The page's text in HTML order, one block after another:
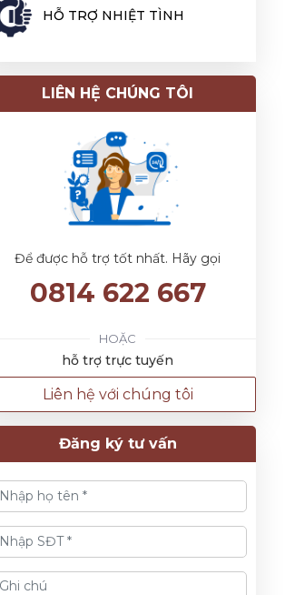
HỖ TRỢ NHIỆT TÌNH
LIÊN HỆ CHÚNG TÔI
Để được hỗ trợ tốt nhất. Hãy gọi
0814 622 667
HOẶC
hỗ trợ trực tuyến
Liên hệ với chúng tôi
Đăng ký tư vấn